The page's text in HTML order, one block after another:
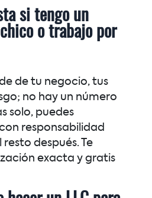
si tengo un
o trabajo por
de tu negocio, tus
no hay un número
solo, puedes
responsabilidad
después. Te
exacta y gratis